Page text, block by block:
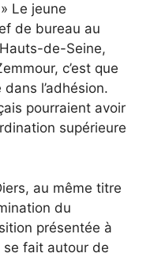
Le jeune
de bureau au
de-Seine,
c’est que
l’adhésion.
pourraient avoir
supérieure
au même titre
du
présentée à
se fait autour de